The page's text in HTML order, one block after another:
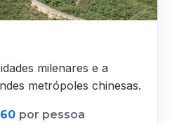
milenares e a
metrópoles chinesas.
por pessoa